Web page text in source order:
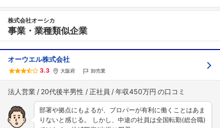
株式会社オーシカ
事業・業種類似企業
オーウエル株式会社
3.3 大阪府 卸売業
法人営業 20代後半男性 正社員 年収450万円
部署や拠点にもよるが、プロパーが有利に働くことはあま
りないと感じる。 しかし、中途の社員は全国転勤(総合職)